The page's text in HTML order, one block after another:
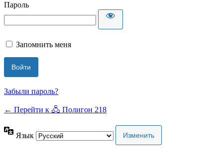
Пароль
Запомнить меня
Забыли пароль?
← Перейти к 🖧 Полигон 218
Язык